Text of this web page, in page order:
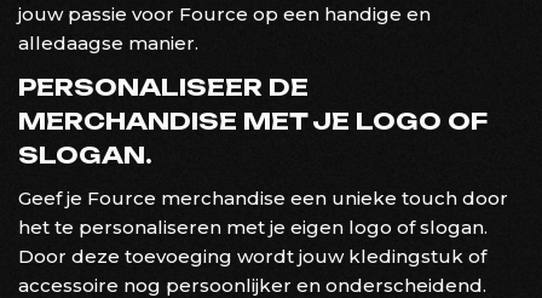
jouw passie voor Fource op een handige en
alledaagse manier.
PERSONALISEER DE
MERCHANDISE MET JE LOGO OF
SLOGAN.
Geef je Fource merchandise een unieke touch door
het te personaliseren met je eigen logo of slogan.
Door deze toevoeging wordt jouw kledingstuk of
accessoire nog persoonlijker en onderscheidend.